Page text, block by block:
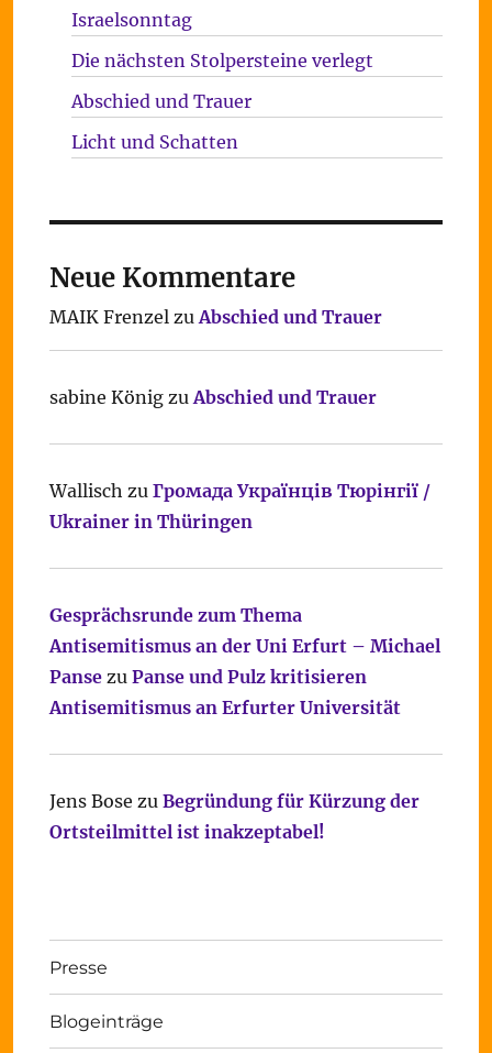
Israelsonntag
Die nächsten Stolpersteine verlegt
Abschied und Trauer
Licht und Schatten
Neue Kommentare
MAIK FrenzelzuAbschied und Trauer
sabine KönigzuAbschied und Trauer
Wallisch zu Громада Українців Тюрінгії /
Ukrainer in Thüringen
Gesprächsrunde zum Thema
Antisemitismus an der Uni Erfurt – Michael
Pansezu Panse und Pulz kritisieren
Antisemitismus an Erfurter Universität
Jens Bose zu Begründung für Kürzung der
Ortsteilmittel ist inakzeptabel!
Presse
Blogeinträge